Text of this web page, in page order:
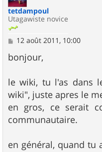
tetdampoul
Utagawiste novice
M
s
s
g
e
12 août 2011, 10:00
bonjour,
le wiki, tu l'as dans
wiki", juste apres le
en gros, ce serait
communautaire.
en général, quand tu